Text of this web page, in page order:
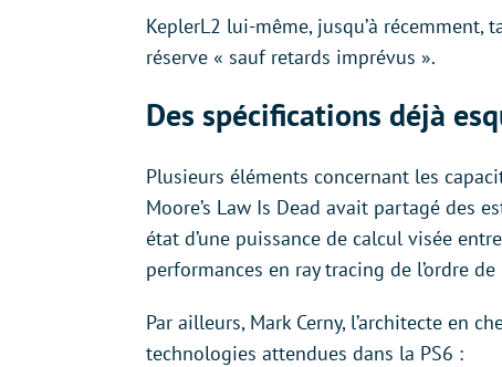
KeplerL2 lui-même, jusqu’à
réserve « sauf retards imprévus ».
Des spécifications déjà
Plusieurs éléments concernant les
Moore’s Law Is Dead avait partagé des
état d’une puissance de calcul visée
performances en ray tracing de l’ordre
Par ailleurs, Mark Cerny, l’architecte en
technologies attendues dans la PS6 :